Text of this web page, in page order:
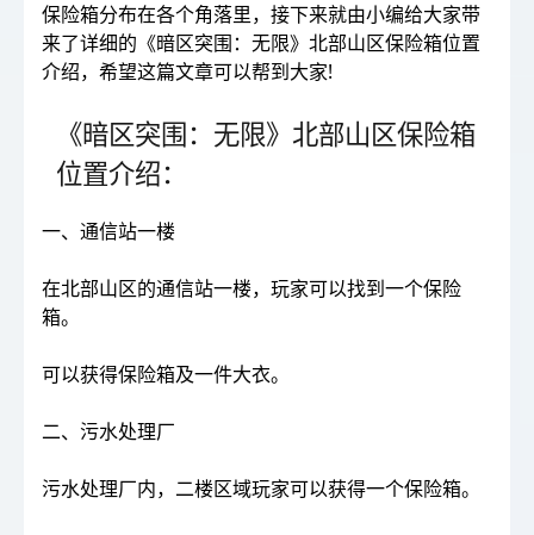
保险箱分布在各个角落里，接下来就由小编给大家带
来了详细的《暗区突围：无限》北部山区保险箱位置
介绍，希望这篇文章可以帮到大家!
《暗区突围：无限》北部山区保险箱
位置介绍：
一、通信站一楼
在北部山区的通信站一楼，玩家可以找到一个保险
箱。
可以获得保险箱及一件大衣。
二、污水处理厂
污水处理厂内，二楼区域玩家可以获得一个保险箱。